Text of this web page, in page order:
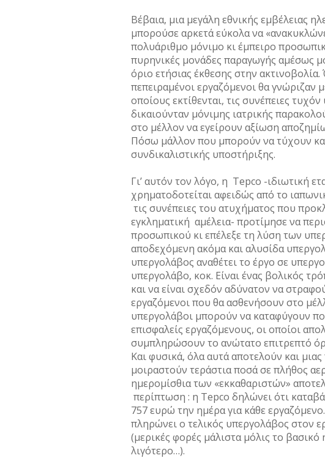
Βέβαια, μια μεγάλη εθνικής εμβέλειας
μπορούσε αρκετά εύκολα να
πολυάριθμο μόνιμο κι έμπειρο
πυρηνικές μονάδες παραγωγής αμέσως
όριο ετήσιας έκθεσης στην
πεπειραμένοι εργαζόμενοι θα γνώριζαν
οποίους εκτίθενται, τις συνέπειες
δικαιούνταν μόνιμης ιατρικής
στο μέλλον να εγείρουν αξίωση
Πόσω μάλλον που μπορούν να τύχουν
συνδικαλιστικής υποστήριξης.
Γι’ αυτόν τον λόγο, η Tepco -ιδιωτική
χρηματοδοτείται αφειδώς από το
τις συνέπειες του ατυχήματος που
εγκληματική αμέλεια- προτίμησε να
προσωπικού κι επέλεξε τη λύση των
αποδεχόμενη ακόμα και αλυσίδα
υπεργολάβος αναθέτει το έργο σε
υπεργολάβο, κοκ. Είναι ένας βολικός
και να είναι σχεδόν αδύνατον να
εργαζόμενοι που θα ασθενήσουν στο
υπεργολάβοι μπορούν να καταφύγουν
επισφαλείς εργαζόμενους, οι οποίοι
συμπληρώσουν το ανώτατο επιτρεπτό
Και φυσικά, όλα αυτά αποτελούν και
μοιραστούν τεράστια ποσά σε πλήθος
ημερομίσθια των «εκκαθαριστών»
περίπτωση : η Tepco δηλώνει ότι
757 ευρώ την ημέρα για κάθε
πληρώνει ο τελικός υπεργολάβος στον
(μερικές φορές μάλιστα μόλις το
λιγότερο…).